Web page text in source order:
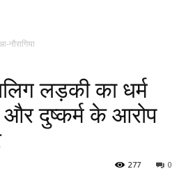
नौरागिया
लड़की का धर्म
और दुष्कर्म के आरोप
0
277